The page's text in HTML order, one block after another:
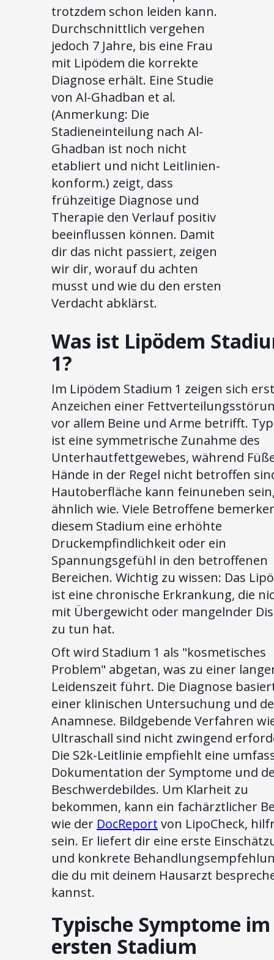
trotzdem schon leiden kann.
Durchschnittlich vergehen
jedoch 7 Jahre, bis eine Frau
mit Lipödem die korrekte
Diagnose erhält. Eine Studie
von Al-Ghadban et al.
(Anmerkung: Die
Stadieneinteilung nach Al-
Ghadban ist noch nicht
etabliert und nicht Leitlinien-
konform.) zeigt, dass
frühzeitige Diagnose und
Therapie den Verlauf positiv
beeinflussen können. Damit
dir das nicht passiert, zeigen
wir dir, worauf du achten
musst und wie du den ersten
Verdacht abklärst.
Was ist Lipödem
1?
Im Lipödem Stadium 1 zeigen sich
Anzeichen einer
vor allem Beine und Arme betrifft.
ist eine symmetrische Zunahme des
Unterhautfettgewebes, während
Hände in der Regel nicht betroffen
Hautoberfläche kann feinuneben
ähnlich wie. Viele Betroffene
diesem Stadium eine erhöhte
Druckempfindlichkeit oder ein
Spannungsgefühl in den betroffenen
Bereichen. Wichtig zu wissen: Das
ist eine chronische Erkrankung, die
mit Übergewicht oder mangelnder
zu tun hat.
Oft wird Stadium 1 als "kosmetisches
Problem" abgetan, was zu einer
Leidenszeit führt. Die Diagnose
einer klinischen Untersuchung und
Anamnese. Bildgebende Verfahren
Ultraschall sind nicht zwingend
Die S2k-Leitlinie empfiehlt eine
Dokumentation der Symptome und
Beschwerdebildes. Um Klarheit zu
bekommen, kann ein fachärztlicher
wie der DocReport von LipoCheck,
sein. Er liefert dir eine erste
und konkrete
die du mit deinem Hausarzt
kannst.
Typische Symptome im
ersten Stadium